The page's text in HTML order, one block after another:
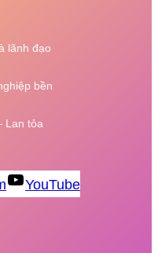
lãnh đạo
bền
Lan tỏa
YouTube